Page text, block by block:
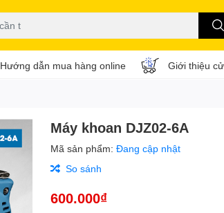
Hướng dẫn mua hàng online Giới thiệu
Máy khoan DJZ02-6A
Mã sản phẩm:Đang cập nhật
So sánh
600.000₫